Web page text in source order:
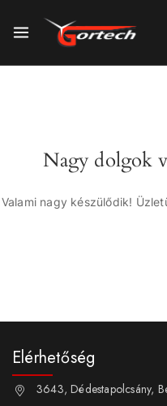
Nagy dolgok
Valami nagy készülődik!
Elérhetőség
3643, Dédestapolcsány,